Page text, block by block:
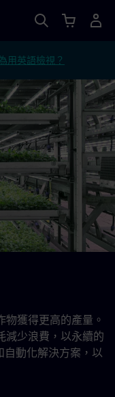
用英語檢視？
獲得更高的產量。
減少浪費，以永續的
自動化解決方案，以